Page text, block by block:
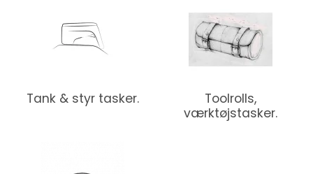
Tank & styr tasker.
Toolrolls,
værktøjstasker.